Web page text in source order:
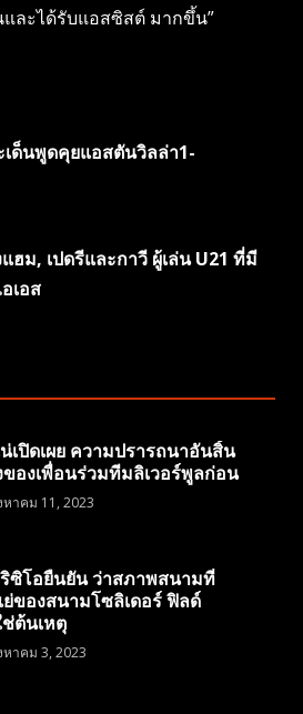
ละได้รับแอสซิสต์ มากขึ้น”
ด็นพูดคุยแอสตันวิลล่า1-
ฮม, เปดรีและกาวี ผู้เล่น U21 ที่มี
เอส
น่เปิดเผย ความปรารถนาอันสิ้น
ของเพื่อนร่วมทีมลิเวอร์พูลก่อน
หาคม 11, 2023
ริซิโอยืนยัน ว่าสภาพสนามที่
ย่ของสนามโซลิเดอร์ ฟิลด์
ต้นเหตุ
หาคม 3, 2023